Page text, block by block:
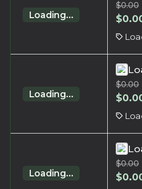
Loading...
$0.00
$
Loading...
$0.00
$
Loading...
$0.00
$